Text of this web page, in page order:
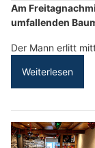
Am
umfallenden
Der Mann erlitt
Weiterlesen